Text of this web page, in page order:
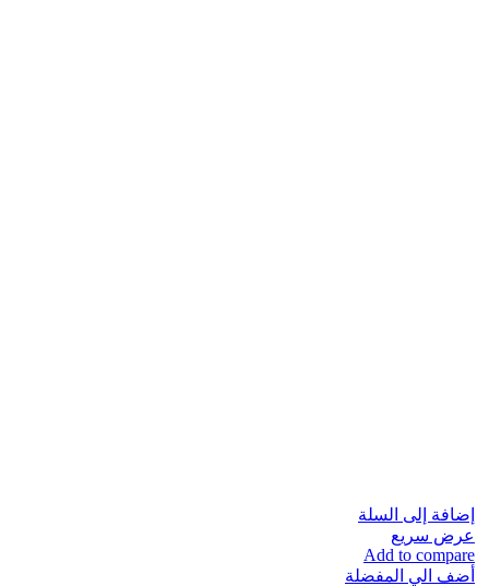
إضافة إلى السلة
عرض سريع
Add to compare
أضف الي المفضلة